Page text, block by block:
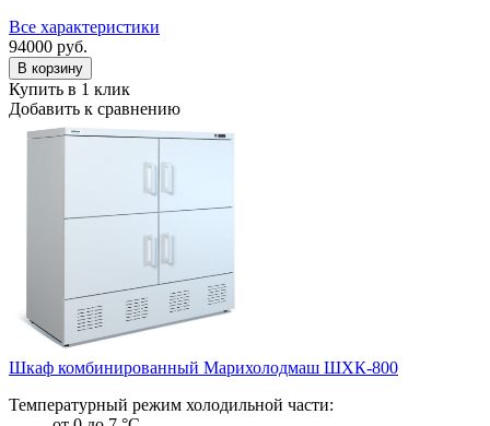
Все характеристики
94000 руб.
В корзину
Купить в 1 клик
Добавить к сравнению
Шкаф комбинированный Марихолодмаш ШХК-800
Температурный режим холодильной части: